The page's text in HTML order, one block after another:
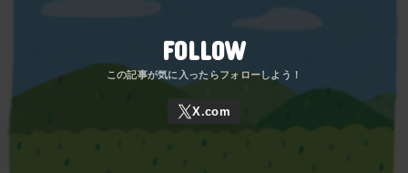
FOLLOW